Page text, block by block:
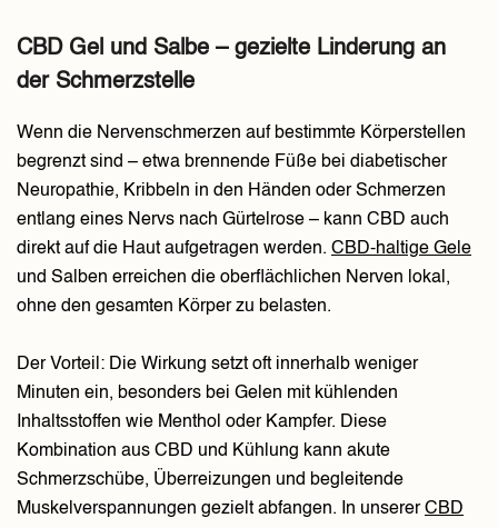
CBD Gel und Salbe – gezielte Linderung an
der Schmerzstelle
Wenn die Nervenschmerzen auf bestimmte Körperstellen
begrenzt sind – etwa brennende Füße bei diabetischer
Neuropathie, Kribbeln in den Händen oder Schmerzen
entlang eines Nervs nach Gürtelrose – kann CBD auch
direkt auf die Haut aufgetragen werden. CBD-haltige Gele
und Salben erreichen die oberflächlichen Nerven lokal,
ohne den gesamten Körper zu belasten.
Der Vorteil: Die Wirkung setzt oft innerhalb weniger
Minuten ein, besonders bei Gelen mit kühlenden
Inhaltsstoffen wie Menthol oder Kampfer. Diese
Kombination aus CBD und Kühlung kann akute
Schmerzschübe, Überreizungen und begleitende
Muskelverspannungen gezielt abfangen. In unsererCBD